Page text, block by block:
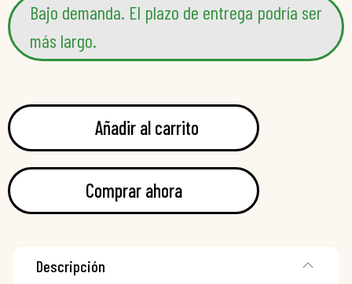
Bajo demanda. El plazo de entrega podría ser
más largo.
Añadir al carrito
Comprar ahora
Descripción